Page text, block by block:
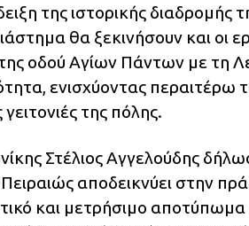
της ιστορικής διαδρομής
θα ξεκινήσουν και οι
οδού Αγίων Πάντων με τη
ενισχύοντας περαιτέρω
της πόλης.
Στέλιος Αγγελούδης
αποδεικνύει στην
και μετρήσιμο